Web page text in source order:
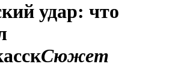
удар: что
Сюжет